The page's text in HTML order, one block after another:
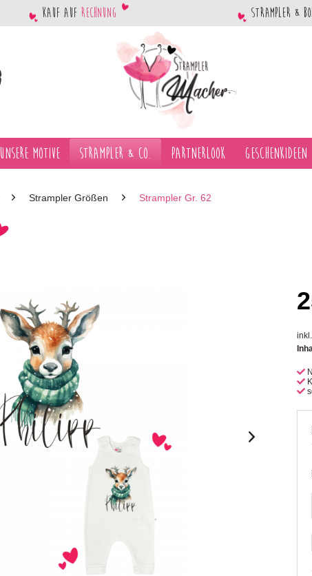
Kauf auf Rechnung Strampler &
Unsere Motive Strampler & Co. Partnerlook Geschenkideen
Strampler Größen Strampler Gr. 62